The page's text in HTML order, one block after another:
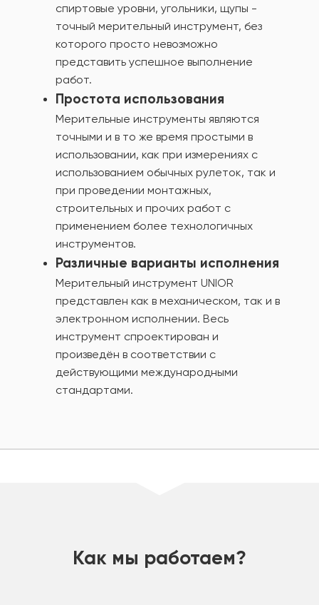
спиртовые уровни, угольники, щупы -
точный мерительный инструмент, без
которого просто невозможно
представить успешное выполнение
работ.
Простота использования
Мерительные инструменты являются
точными и в то же время простыми в
использовании, как при измерениях с
использованием обычных рулеток, так и
при проведении монтажных,
строительных и прочих работ с
применением более технологичных
инструментов.
Различные варианты исполнения
Мерительный инструмент UNIOR
представлен как в механическом, так и в
электронном исполнении. Весь
инструмент спроектирован и
произведён в соответствии с
действующими международными
стандартами.
Как мы работаем?